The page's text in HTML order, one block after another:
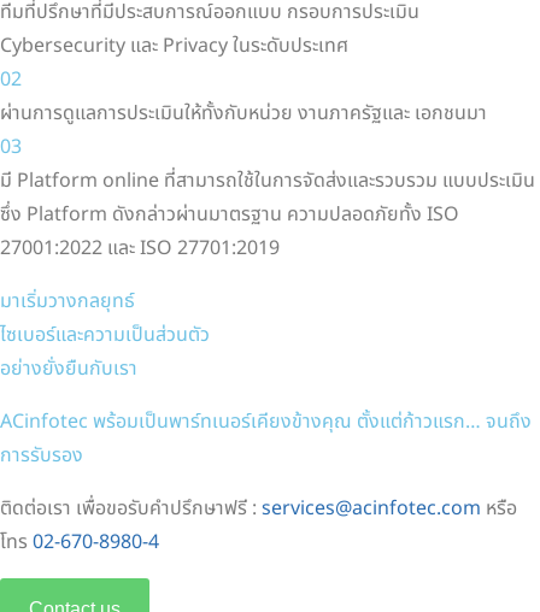
ทีมที่ปรึกษาที่มีประสบการณ์ออกแบบ กรอบการประเมิน
Cybersecurity และ Privacy ในระดับประเทศ
02
ผ่านการดูแลการประเมินให้ทั้งกับหน่วย งานภาครัฐและ เอกชนมา
03
มี Platform online ที่สามารถใช้ในการจัดส่งและรวบรวม แบบประเมิน
ซึ่ง Platform ดังกล่าวผ่านมาตรฐาน ความปลอดภัยทั้ง ISO
27001:2022 และ ISO 27701:2019
มาเริ่มวางกลยุทธ์
ไซเบอร์และความเป็นส่วนตัว
อย่างยั่งยืนกับเรา
ACinfotec พร้อมเป็นพาร์ทเนอร์เคียงข้างคุณ ตั้งแต่ก้าวแรก… จนถึง
การรับรอง
ติดต่อเรา เพื่อขอรับคำปรึกษาฟรี : services@acinfotec.com หรือ
โทร 02-670-8980-4